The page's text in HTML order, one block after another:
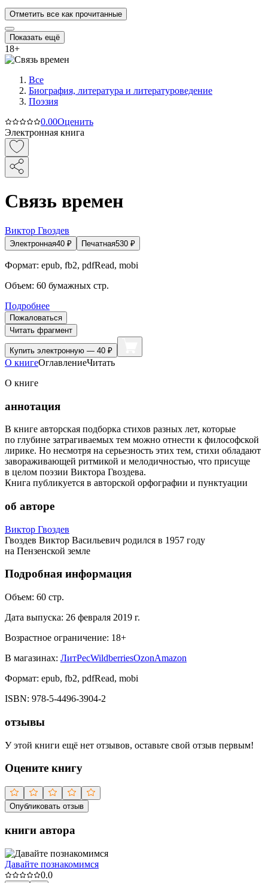
Отметить все как прочитанные
Показать ещё
18+
Все
Биография, литература и литературоведение
Поэзия
0.00Оценить
Электронная книга
Связь времен
Виктор Гвоздев
Электронная40 ₽ Печатная530 ₽
Формат: epub, fb2, pdfRead, mobi
Объем: 60 бумажных стр.
Подробнее
Пожаловаться
Читать фрагмент
Купить электронную — 40 ₽
О книгеОглавлениеЧитать
О книге
аннотация
В книге авторская подборка стихов разных лет, которые
по глубине затрагиваемых тем можно отнести к философской
лирике. Но несмотря на серьезность этих тем, стихи обладают
завораживающей ритмикой и мелодичностью, что присуще
в целом поэзии Виктора Гвоздева.
Книга публикуется в авторской орфографии и пунктуации
об авторе
Виктор Гвоздев
Гвоздев Виктор Васильевич родился в 1957 году
на Пензенской земле
Подробная информация
Объем: 60 стр.
Дата выпуска: 26 февраля 2019 г.
Возрастное ограничение: 18+
В магазинах: ЛитРесWildberriesOzonAmazon
Формат: epub, fb2, pdfRead, mobi
ISBN: 978-5-4496-3904-2
отзывы
У этой книги ещё нет отзывов, оставьте свой отзыв первым!
Оцените книгу
Опубликовать отзыв
книги автора
Давайте познакомимся
0.0